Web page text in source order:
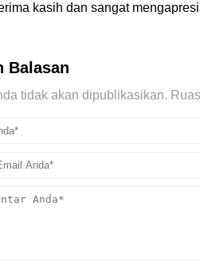
kasih dan sangat
Balasan
tidak akan dipublikasikan.